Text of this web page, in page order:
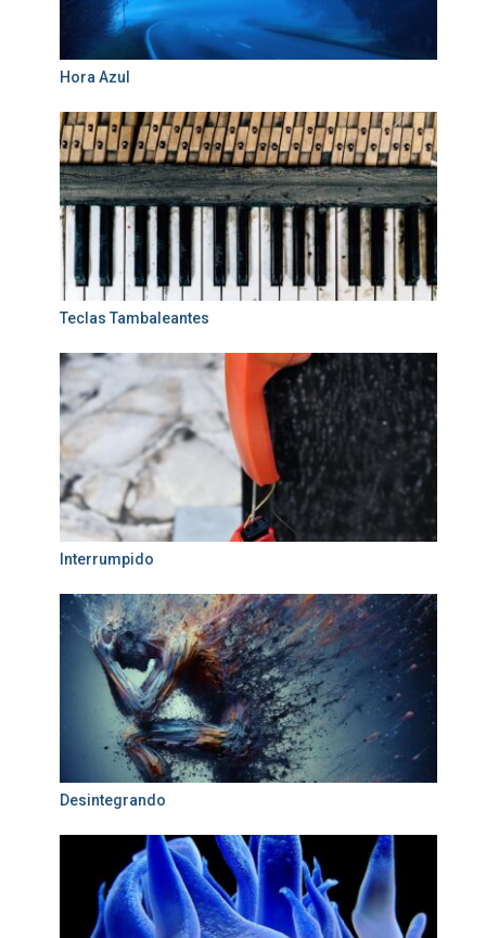
Hora Azul
Teclas Tambaleantes
Interrumpido
Desintegrando